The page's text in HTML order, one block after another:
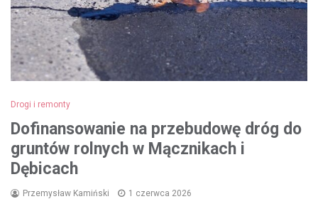
Drogi i remonty
Dofinansowanie na przebudowę dróg do
gruntów rolnych w Mącznikach i
Dębicach
Przemysław Kamiński 1 czerwca 2026